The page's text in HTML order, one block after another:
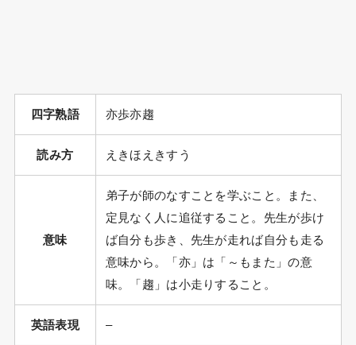
四字熟語 亦歩亦趨
読み方 えきほえきすう
意味
弟子が師のなすことを学ぶこと。また、
定見なく人に追従すること。先生が歩け
ば自分も歩き、先生が走れば自分も走る
意味から。「亦」は「～もまた」の意
味。「趨」は小走りすること。
英語表現 –